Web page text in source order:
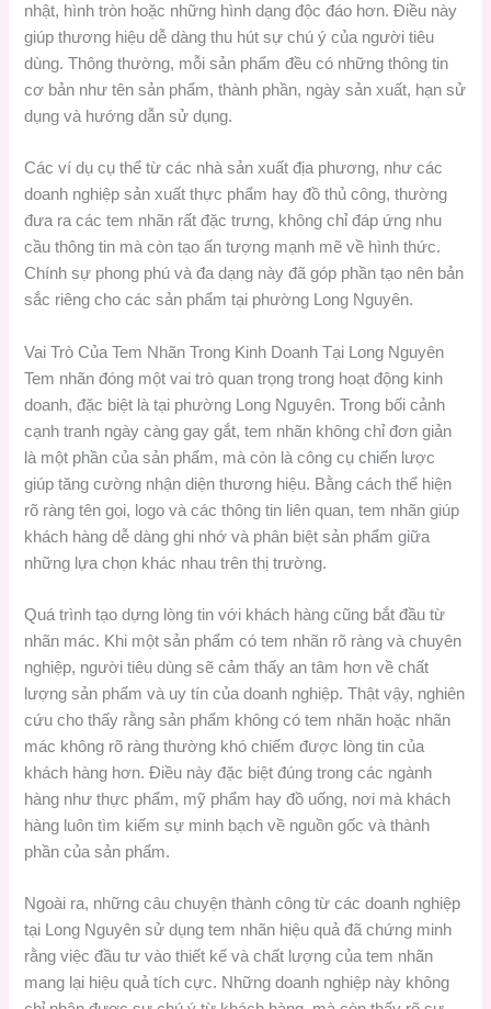
nhật, hình tròn hoặc những hình dạng độc đáo hơn. Điều này
giúp thương hiệu dễ dàng thu hút sự chú ý của người tiêu
dùng. Thông thường, mỗi sản phẩm đều có những thông tin
cơ bản như tên sản phẩm, thành phần, ngày sản xuất, hạn sử
dụng và hướng dẫn sử dụng.
Các ví dụ cụ thể từ các nhà sản xuất địa phương, như các
doanh nghiệp sản xuất thực phẩm hay đồ thủ công, thường
đưa ra các tem nhãn rất đặc trưng, không chỉ đáp ứng nhu
cầu thông tin mà còn tạo ấn tượng mạnh mẽ về hình thức.
Chính sự phong phú và đa dạng này đã góp phần tạo nên bản
sắc riêng cho các sản phẩm tại phường Long Nguyên.
Vai Trò Của Tem Nhãn Trong Kinh Doanh Tại Long Nguyên
Tem nhãn đóng một vai trò quan trọng trong hoạt động kinh
doanh, đặc biệt là tại phường Long Nguyên. Trong bối cảnh
cạnh tranh ngày càng gay gắt, tem nhãn không chỉ đơn giản
là một phần của sản phẩm, mà còn là công cụ chiến lược
giúp tăng cường nhận diện thương hiệu. Bằng cách thể hiện
rõ ràng tên gọi, logo và các thông tin liên quan, tem nhãn giúp
khách hàng dễ dàng ghi nhớ và phân biệt sản phẩm giữa
những lựa chọn khác nhau trên thị trường.
Quá trình tạo dựng lòng tin với khách hàng cũng bắt đầu từ
nhãn mác. Khi một sản phẩm có tem nhãn rõ ràng và chuyên
nghiệp, người tiêu dùng sẽ cảm thấy an tâm hơn về chất
lượng sản phẩm và uy tín của doanh nghiệp. Thật vậy, nghiên
cứu cho thấy rằng sản phẩm không có tem nhãn hoặc nhãn
mác không rõ ràng thường khó chiếm được lòng tin của
khách hàng hơn. Điều này đặc biệt đúng trong các ngành
hàng như thực phẩm, mỹ phẩm hay đồ uống, nơi mà khách
hàng luôn tìm kiếm sự minh bạch về nguồn gốc và thành
phần của sản phẩm.
Ngoài ra, những câu chuyện thành công từ các doanh nghiệp
tại Long Nguyên sử dụng tem nhãn hiệu quả đã chứng minh
rằng việc đầu tư vào thiết kế và chất lượng của tem nhãn
mang lại hiệu quả tích cực. Những doanh nghiệp này không